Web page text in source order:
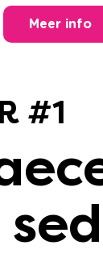
Meer info
sed
#1